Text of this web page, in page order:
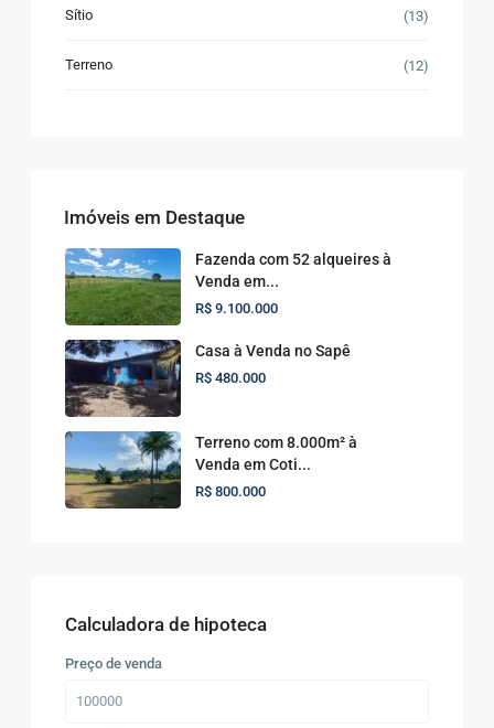
Sítio (13)
Terreno (12)
Imóveis em Destaque
Fazenda com 52 alqueires à
Venda em...
R$ 9.100.000
Casa à Venda no Sapê
R$ 480.000
Terreno com 8.000m² à
Venda em Coti...
R$ 800.000
Calculadora de hipoteca
Preço de venda